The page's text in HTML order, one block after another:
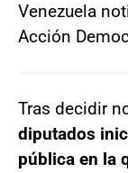
Venezuela
Acción
Tras decidir
diputados
pública en la